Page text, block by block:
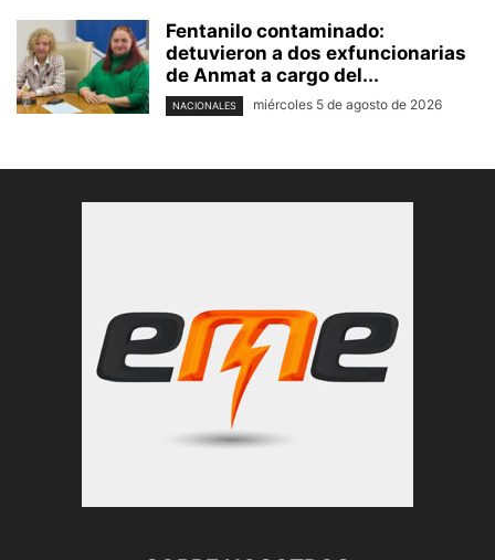
Fentanilo contaminado:
detuvieron a dos exfuncionarias
de Anmat a cargo del...
NACIONALES miércoles 5 de agosto de 2026